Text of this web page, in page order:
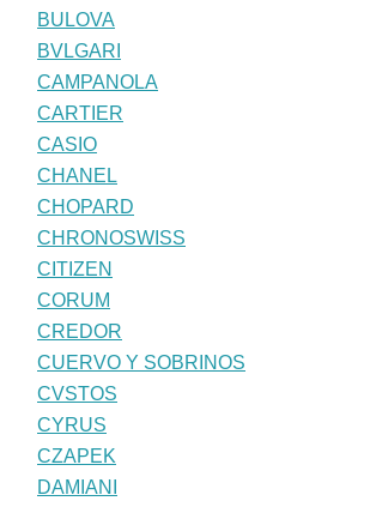
BULOVA
BVLGARI
CAMPANOLA
CARTIER
CASIO
CHANEL
CHOPARD
CHRONOSWISS
CITIZEN
CORUM
CREDOR
CUERVO Y SOBRINOS
CVSTOS
CYRUS
CZAPEK
DAMIANI